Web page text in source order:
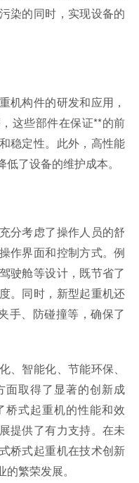
染的同时，实现设备的
机构件的研发和应用，
这些部件在保证**的前
稳定性。此外，高性能
了设备的维护成本。
分考虑了操作人员的舒
作界面和控制方式。例
驶舱等设计，既节省了
。同时，新型起重机还
手、防碰撞等，确保了
、智能化、节能环保、
取得了显著的创新成
式起重机的性能和效
提供了有力支持。在未
桥式起重机在技术创新
繁荣发展。